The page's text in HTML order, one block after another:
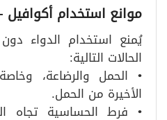
موانع استخدام أكوافيل
يُمنع استخدام الدواء
الحالات التالية:
• الحمل والرضاعة،
الأخيرة من الحمل.
• فرط الحساسية تجاه